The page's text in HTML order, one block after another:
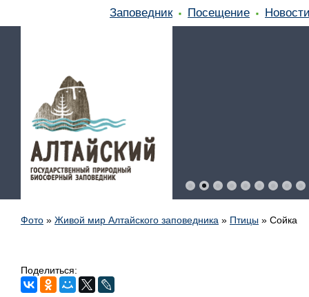
Заповедник Посещение
Фото » Живой мир Алтайского заповедника » Птицы » Сойка
Поделиться: